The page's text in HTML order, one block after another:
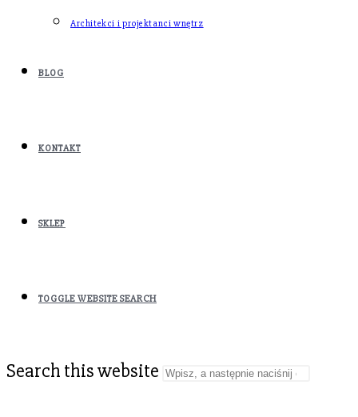
Architekci i projektanci wnętrz
BLOG
KONTAKT
SKLEP
TOGGLE WEBSITE SEARCH
Search this website